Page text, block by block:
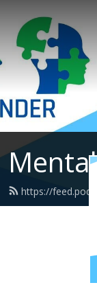
https://